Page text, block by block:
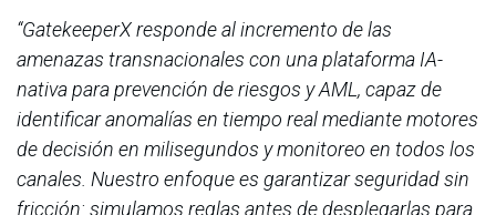
“GatekeeperX responde al incremento de las
amenazas transnacionales con una plataforma IA-
nativa para prevención de riesgos y AML, capaz de
identificar anomalías en tiempo real mediante motores
de decisión en milisegundos y monitoreo en todos los
canales. Nuestro enfoque es garantizar seguridad sin
fricción: simulamos reglas antes de desplegarlas para